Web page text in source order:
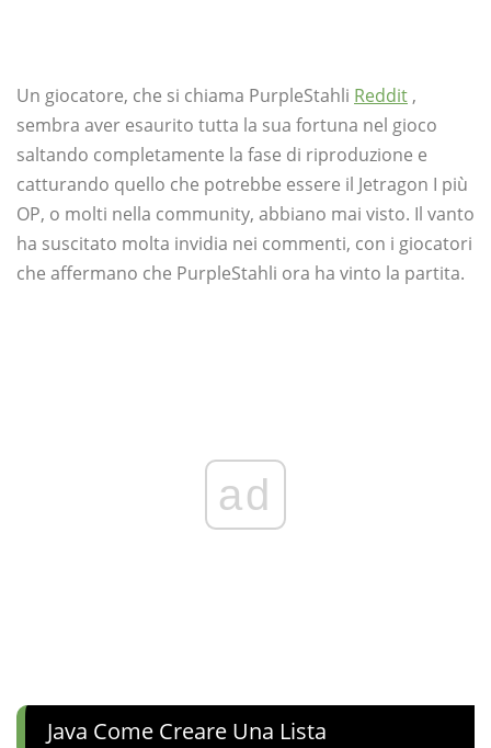
Un giocatore, che si chiama PurpleStahli Reddit ,
sembra aver esaurito tutta la sua fortuna nel gioco
saltando completamente la fase di riproduzione e
catturando quello che potrebbe essere il Jetragon I più
OP, o molti nella community, abbiano mai visto. Il vanto
ha suscitato molta invidia nei commenti, con i giocatori
che affermano che PurpleStahli ora ha vinto la partita.
ad
Java Come Creare Una Lista